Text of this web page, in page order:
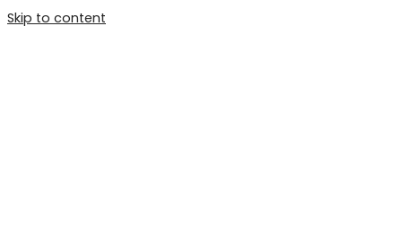
Skip to content